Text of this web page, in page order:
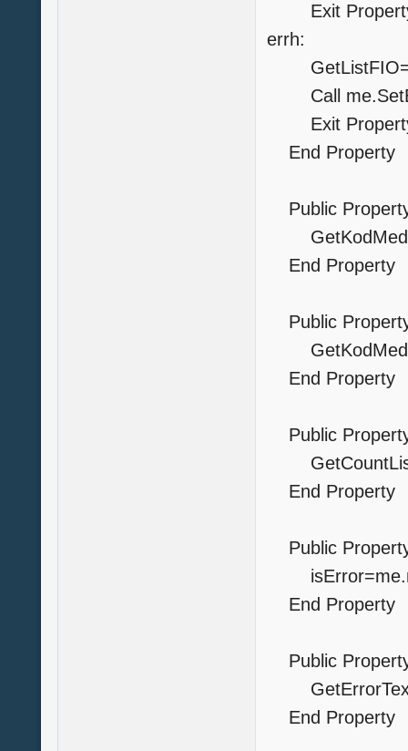
Exit
errh:
Call
Exit
End Property
Public
End Property
Public
End Property
Public
End Property
Public
End Property
Public
End Property